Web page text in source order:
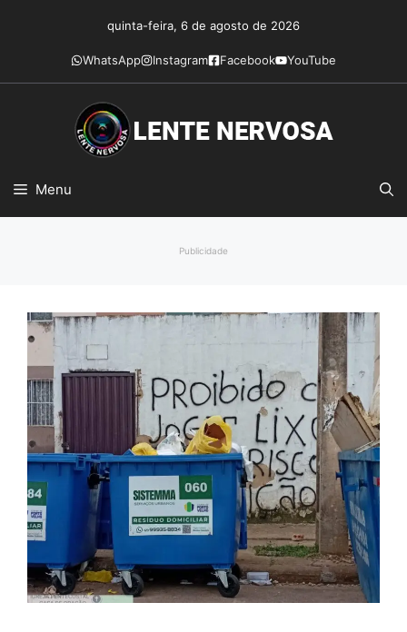
conteúdo
quinta-feira, 6 de agosto de 2026
WhatsApp Instagram Facebook YouTube
Menu
Publicidade